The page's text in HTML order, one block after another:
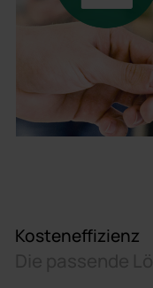
Kosteneffizienz